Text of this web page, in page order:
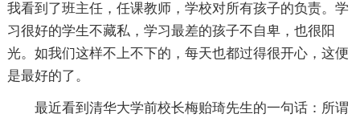
我看到了班主任，任课教师，学校对所有孩子的负责。学
习很好的学生不藏私，学习最差的孩子不自卑，也很阳
光。如我们这样不上不下的，每天也都过得很开心，这便
是最好的了。
最近看到清华大学前校长梅贻琦先生的一句话：所谓